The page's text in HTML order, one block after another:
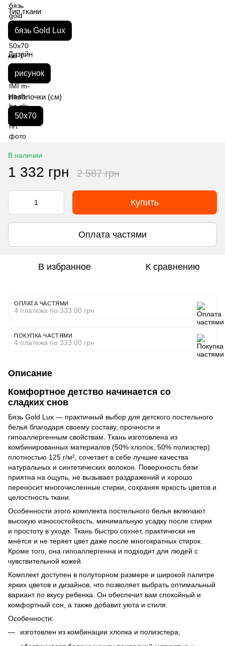
Тип ткани
бязь Gold Lux
Дизайн
рисунок
Наволочки (см)
50х70
В наличии
1 332 грн 2 587 грн
Купить
Оплата частями
В избранное К сравнению
ОПЛАТА ЧАСТЯМИ
4 платежа по 333.00 грн
ПОКУПКА ЧАСТЯМИ
4 платежа по 333.00 грн
Описание
Комфортное детство начинается со
сладких снов
Бязь Gold Lux — практичный выбор для детского постельного
белья благодаря своему составу, прочности и
гипоаллергенным свойствам. Ткань изготовлена из
комбинированных материалов (50% хлопок, 50% полиэстер)
плотностью 125 г/м², сочетает в себе лучшие качества
натуральных и синтетических волокон. Поверхность бязи
приятна на ощупь, не вызывает раздражений и хорошо
переносит многочисленные стирки, сохраняя яркость цветов и
целостность ткани.
Особенности этого комплекта постельного белья включают
высокую износостойкость, минимальную усадку после стирки
и простоту в уходе. Ткань быстро сохнет, практически не
мнётся и не теряет цвет даже после многократных стирок.
Кроме того, она гипоаллергенна и подходит для людей с
чувствительной кожей.
Комплект доступен в полуторном размере и широкой палитре
ярких цветов и дизайнов, что позволяет выбрать оптимальный
вариант по вкусу ребенка. Он обеспечит вам спокойный и
комфортный сон, а также добавит уюта и стиля.
Особенности:
изготовлен из комбинации хлопка и полиэстера;